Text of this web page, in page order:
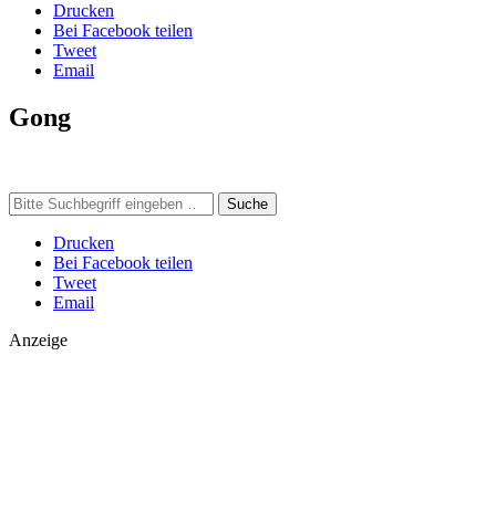
Drucken
Bei Facebook teilen
Tweet
Email
Gong
Suche
Drucken
Bei Facebook teilen
Tweet
Email
Anzeige